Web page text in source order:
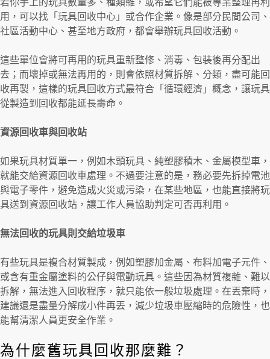
用，可以找「玩具回收中心」或合作企業。像是部分民間公司、
社區活動中心、甚至地方政府，都會舉辦玩具回收活動。
這些單位會將可再用的玩具重新整修、消毒、包裝後再分配出
去；而壞掉或無法再用的，則會依照材質拆解、分類，盡可能回
收再製，這樣的玩具回收方式最符合「循環經濟」概念，讓玩具
從製造到回收都能延長壽命。
資源回收車與回收站
如果玩具材質單一，例如木頭玩具、純塑膠積木、金屬模型車，
就能交給資源回收車處理。不過要注意的是，務必要先拆掉電池
與電子零件，避免造成火災或污染，在某些地區，也能直接將玩
具送到資源回收站，讓工作人員協助判定可否再利用。
無法回收的玩具則交給垃圾車
有些玩具是複合材質製成，例如塑膠加金屬、布料加電子元件、
或含有重金屬塗料的公仔與電動玩具。這些因為材質複雜、難以
拆解，無法進入回收程序，就只能依一般垃圾處理。在丟棄時，
建議還是盡量分解成小件再丟，減少垃圾車壓縮時的危險性，也
能幫清潔人員更安全作業。
為什麼舊玩具回收那麼難？